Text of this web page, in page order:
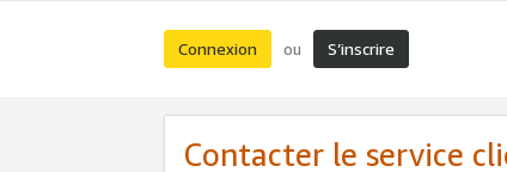
Connexion ou S’inscrire
Contacter le service